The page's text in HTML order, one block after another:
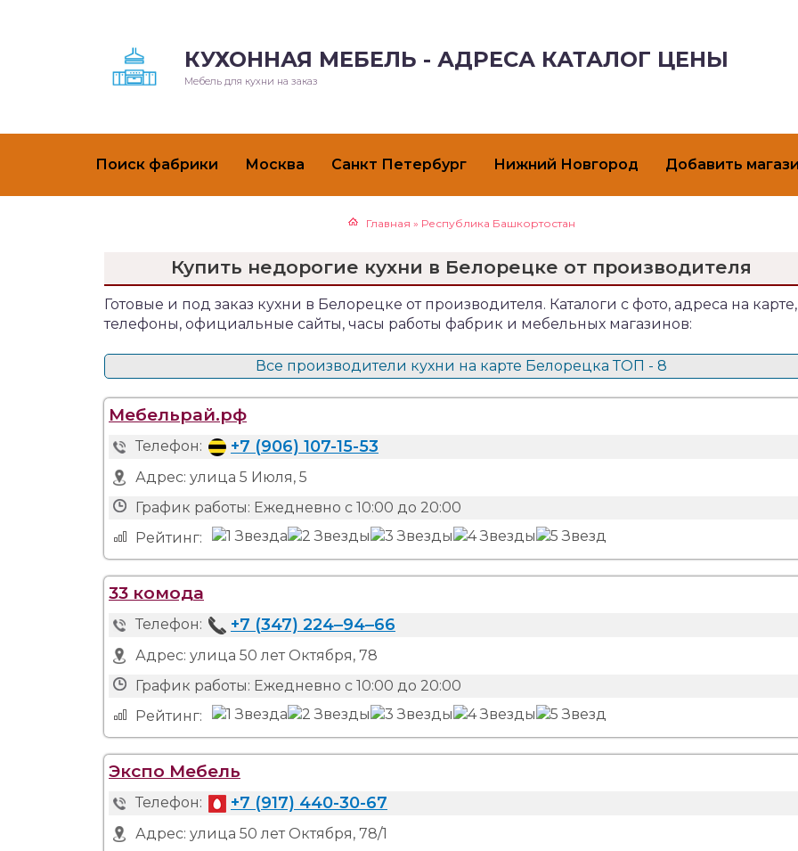
КУХОННАЯ МЕБЕЛЬ - АДРЕСА КАТАЛОГ ЦЕНЫ
Мебель для кухни на заказ
Поиск фабрики Москва Санкт Петербург Нижний Новгород Добавить
Главная » Республика Башкортостан
Купить недорогие кухни в Белорецке от производителя
Готовые и под заказ кухни в Белорецке от производителя. Каталоги с фото, адреса на карте,
телефоны, официальные сайты, часы работы фабрик и мебельных магазинов:
Все производители кухни на карте Белорецка ТОП - 8
Мебельрай.рф
Телефон: +7 (906) 107-15-53
Адрес: улица 5 Июля, 5
График работы: Ежедневно с 10:00 до 20:00
Рейтинг:
33 комода
Телефон: +7 (347) 224‒94‒66
Адрес: улица 50 лет Октября, 78
График работы: Ежедневно с 10:00 до 20:00
Рейтинг:
Экспо Мебель
Телефон: +7 (917) 440-30-67
Адрес: улица 50 лет Октября, 78/1